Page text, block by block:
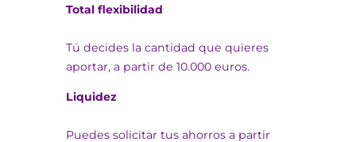
Total flexibilidad
Tú decides la cantidad que quieres
aportar, a partir de 10.000 euros.
Liquidez
Puedes solicitar tus ahorros a partir